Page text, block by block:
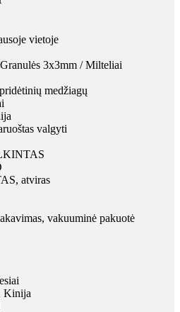
vietoje
3x3mm / Milteliai
medžiagų
valgyti
atviras
vakuuminė pakuotė
Kinija